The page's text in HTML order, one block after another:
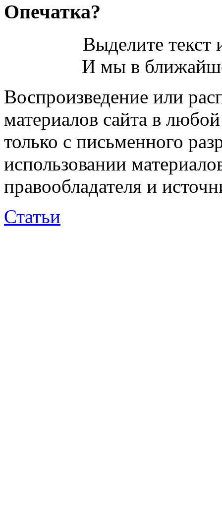
Опечатка?
Выделите
И мы в
Воспроизведение или
материалов сайта в
только с письменного
использовании
правообладателя и
Статьи